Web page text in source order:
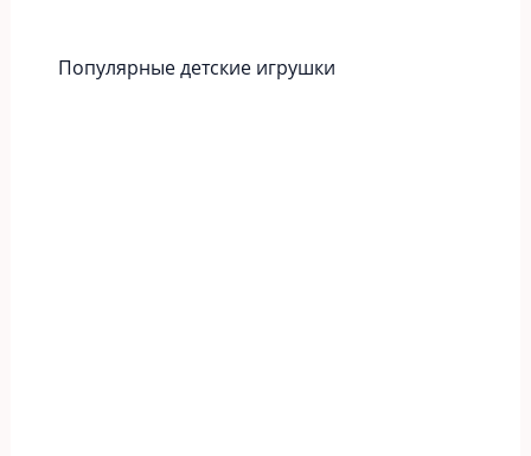
Популярные детские игрушки